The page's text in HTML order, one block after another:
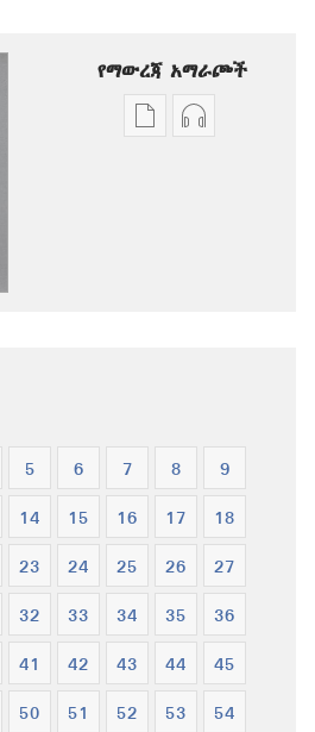
የማውረጃ አማራጮች
የሕትመትኦዲዮዎችን
5 6 7 8 9
14 15 16 17 18
23 24 25 26 27
32 33 34 35 36
41 42 43 44 45
50 51 52 53 54